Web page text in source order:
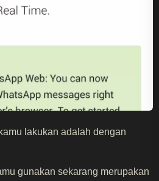
lakukan adalah dengan
gunakan sekarang merupakan